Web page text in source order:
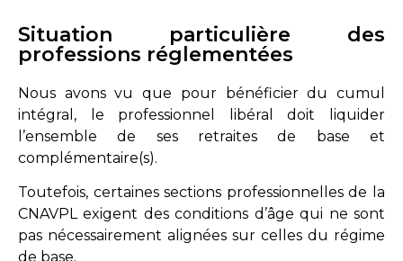
Situation particulière des
professions réglementées
Nous avons vu que pour bénéficier du cumul
intégral, le professionnel libéral doit liquider
l’ensemble de ses retraites de base et
complémentaire(s).
Toutefois, certaines sections professionnelles de la
CNAVPL exigent des conditions d’âge qui ne sont
pas nécessairement alignées sur celles du régime
de base.